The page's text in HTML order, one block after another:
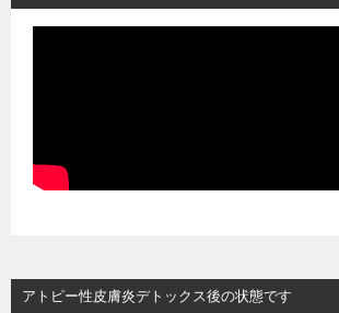
アトピー性皮膚炎デトックス後の状態です